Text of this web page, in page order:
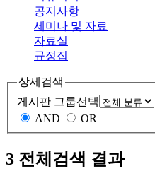
공지사항
세미나 및 자료
자료실
규정집
상세검색
게시판 그룹선택
AND
OR
3 전체검색 결과